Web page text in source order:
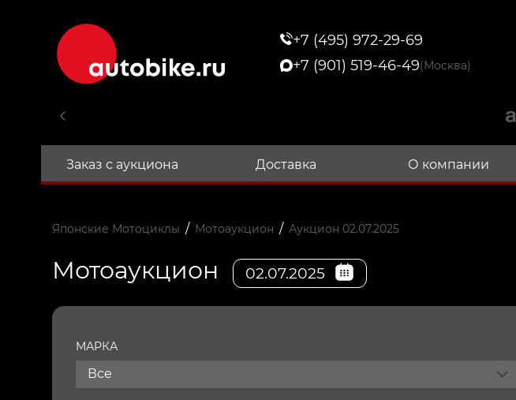
+7 (495) 972-29-69
+7 (901) 519-46-49(Москва)
Заказ с аукциона Доставка О компании
Японские Мотоциклы / Мотоаукцион / Аукцион 02.07.2025
Мотоаукцион 02.07.2025
МАРКА
Все